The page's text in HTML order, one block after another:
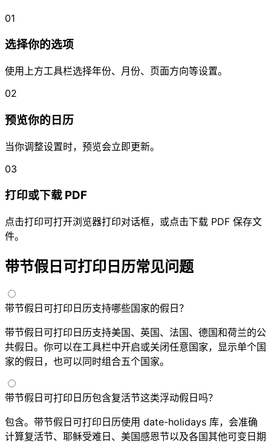
01
选择你的选项
使用上方工具栏选择年份、月份、页面方向等设置。
02
预览你的日历
当你调整设置时，预览会立即更新。
03
打印或下载 PDF
点击打印可打开浏览器打印对话框，或点击下载 PDF 保存文
件。
带节假日可打印日历常见问题
带节假日可打印日历支持哪些国家的假日？
带节假日可打印日历支持美国、英国、法国、德国和荷兰的公
共假日。你可以在工具栏中开启或关闭任意国家，显示单个国
家的假日，也可以同时组合五个国家。
带节假日可打印日历包含复活节这类浮动假日吗？
包含。带节假日可打印日历使用 date-holidays 库，会准确
计算复活节、耶稣受难日、美国感恩节以及各国其他可变日期